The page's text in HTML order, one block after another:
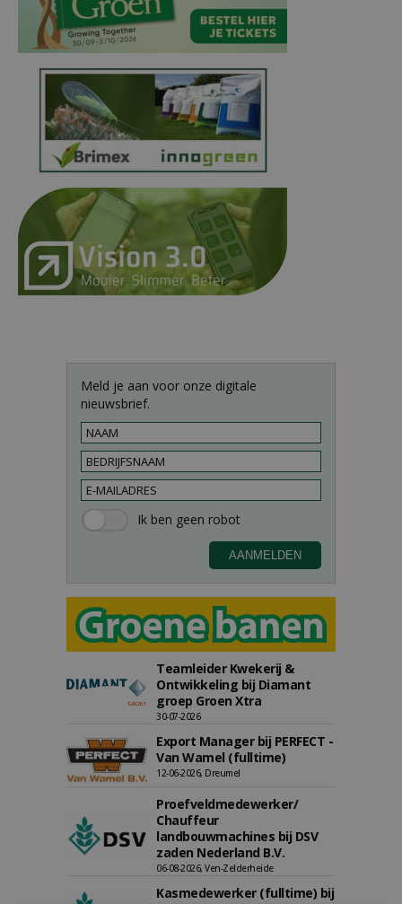
Meld je aan voor onze digitale
nieuwsbrief.
Teamleider Kwekerij &
Ontwikkeling bij Diamant
groep Groen Xtra
30-07-2026
Export Manager bij PERFECT -
Van Wamel (fulltime)
12-06-2026, Dreumel
Proefveldmedewerker/
Chauffeur
landbouwmachines bij DSV
zaden Nederland B.V.
06-08-2026, Ven-Zelderheide
Kasmedewerker (fulltime) bij